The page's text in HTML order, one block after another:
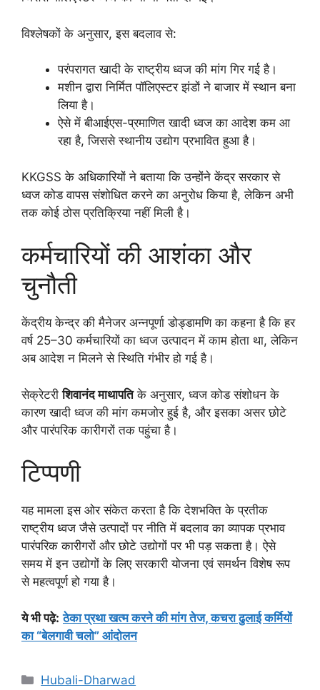
विश्लेषकों के अनुसार, इस बदलाव से:
परंपरागत खादी के राष्ट्रीय ध्वज की मांग गिर गई है।
मशीन द्वारा निर्मित पॉलिएस्टर झंडों ने बाजार में स्थान बना
लिया है।
ऐसे में बीआईएस-प्रमाणित खादी ध्वज का आदेश कम आ
रहा है, जिससे स्थानीय उद्योग प्रभावित हुआ है।
KKGSS के अधिकारियों ने बताया कि उन्होंने केंद्र सरकार से
ध्वज कोड वापस संशोधित करने का अनुरोध किया है, लेकिन अभी
तक कोई ठोस प्रतिक्रिया नहीं मिली है।
कर्मचारियों की आशंका और
चुनौती
केंद्रीय केन्द्र की मैनेजर अन्नपूर्णा डोड्डामणि का कहना है कि हर
वर्ष 25–30 कर्मचारियों का ध्वज उत्पादन में काम होता था, लेकिन
अब आदेश न मिलने से स्थिति गंभीर हो गई है।
सेक्रेटरीशिवानंद माथापतिके अनुसार, ध्वज कोड संशोधन के
कारण खादी ध्वज की मांग कमजोर हुई है, और इसका असर छोटे
और पारंपरिक कारीगरों तक पहुंचा है।
टिप्पणी
यह मामला इस ओर संकेत करता है कि देशभक्ति के प्रतीक
राष्ट्रीय ध्वज जैसे उत्पादों पर नीति में बदलाव का व्यापक प्रभाव
पारंपरिक कारीगरों और छोटे उद्योगों पर भी पड़ सकता है। ऐसे
समय में इन उद्योगों के लिए सरकारी योजना एवं समर्थन विशेष रूप
से महत्वपूर्ण हो गया है।
ये भी पढ़े: ठेका प्रथा खत्म करने की मांग तेज, कचरा ढुलाई कर्मियों
का “बेलगावी चलो” आंदोलन
Categories
Hubali-Dharwad